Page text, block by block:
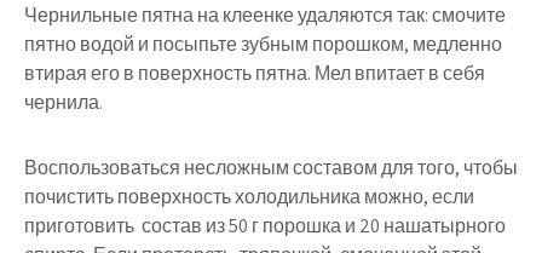
Чернильные пятна на клеенке удаляются так: смочите
пятно водой и посыпьте зубным порошком, медленно
втирая его в поверхность пятна. Мел впитает в себя
чернила.
Воспользоваться несложным составом для того, чтобы
почистить поверхность холодильника можно, если
приготовить состав из 50 г порошка и 20 нашатырного